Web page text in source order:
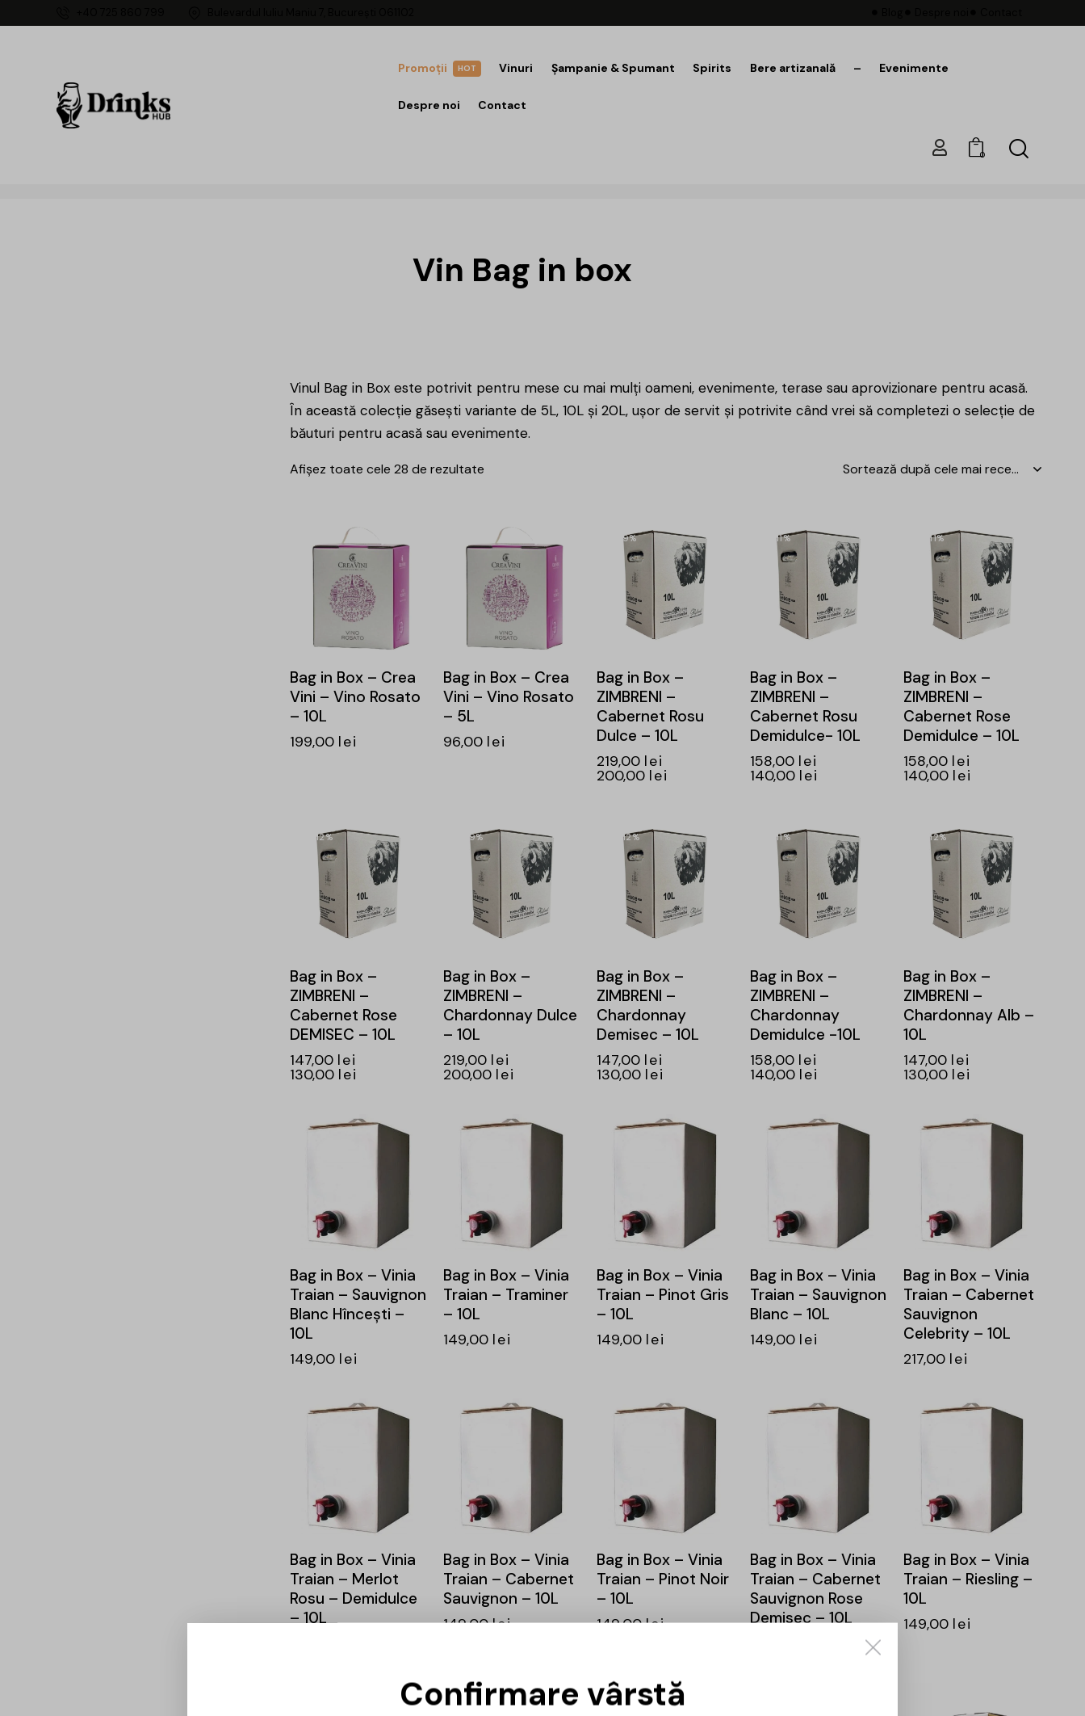
HOT
Promoții Vinuri Șampanie & Spumant Spirits Bere artizanală – Evenimente
Despre noi Contact
0
Vin Bag in box
Vinul Bag in Box este potrivit pentru mese cu mai mulți oameni, evenimente, terase sau aprovizionare pentru acasă.
În această colecție găsești variante de 5L, 10L și 20L, ușor de servit și potrivite când vrei să completezi o selecție de
băuturipentru acasă sau evenimente.
Afișez toate cele 28 de rezultate
Bag in Box – Crea
Vini – Vino Rosato
– 10L
199,00 lei
Bag in Box – Crea
Vini – Vino Rosato
– 5L
96,00 lei
-9%
Bag in Box –
ZIMBRENI –
Cabernet Rosu
Dulce – 10L
219,00 lei
200,00 lei
-11%
Bag in Box –
ZIMBRENI –
Cabernet Rosu
Demidulce- 10L
158,00 lei
140,00 lei
-11%
Bag in Box –
ZIMBRENI –
Cabernet Rose
Demidulce – 10L
158,00 lei
140,00 lei
-12%
Bag in Box –
ZIMBRENI –
Cabernet Rose
DEMISEC – 10L
147,00 lei
130,00 lei
-9%
Bag in Box –
ZIMBRENI –
Chardonnay Dulce
– 10L
219,00 lei
200,00 lei
-12%
Bag in Box –
ZIMBRENI –
Chardonnay
Demisec – 10L
147,00 lei
130,00 lei
-11%
Bag in Box –
ZIMBRENI –
Chardonnay
Demidulce -10L
158,00 lei
140,00 lei
-12%
Bag in Box –
ZIMBRENI –
Chardonnay Alb –
10L
147,00 lei
130,00 lei
Bag in Box – Vinia
Traian – Sauvignon
Blanc Hîncești –
10L
149,00 lei
Bag in Box – Vinia
Traian – Traminer
– 10L
149,00 lei
Bag in Box – Vinia
Traian – Pinot Gris
– 10L
149,00 lei
Bag in Box – Vinia
Traian – Sauvignon
Blanc – 10L
149,00 lei
Bag in Box – Vinia
Traian – Cabernet
Sauvignon
Celebrity – 10L
217,00 lei
Bag in Box – Vinia
Traian – Merlot
Rosu – Demidulce
– 10L
Bag in Box – Vinia
Traian – Cabernet
Sauvignon – 10L
149,00lei
Bag in Box – Vinia
Traian – Pinot Noir
– 10L
149,00lei
Bag in Box – Vinia
Traian – Cabernet
Sauvignon Rose
Demisec – 10L
Bag in Box – Vinia
Traian – Riesling –
10L
149,00 lei
Confirmare vârstă